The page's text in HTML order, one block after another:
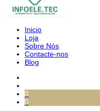
Inicio
Loja
Sobre Nós
Contacte-nos
Blog
0
0